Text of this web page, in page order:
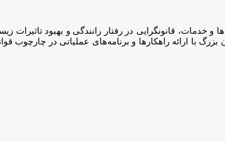
و خدمات، قانونگرایی در رفتار رانندگی و بهبود تاثیرات
با ارائه راهکارها و برنامه‌های عملیاتی در چارچوب